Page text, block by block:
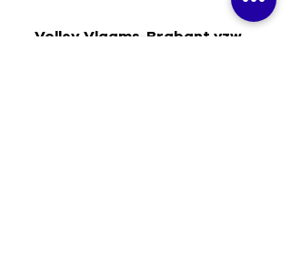
Volley Vlaams-Brabant vzw